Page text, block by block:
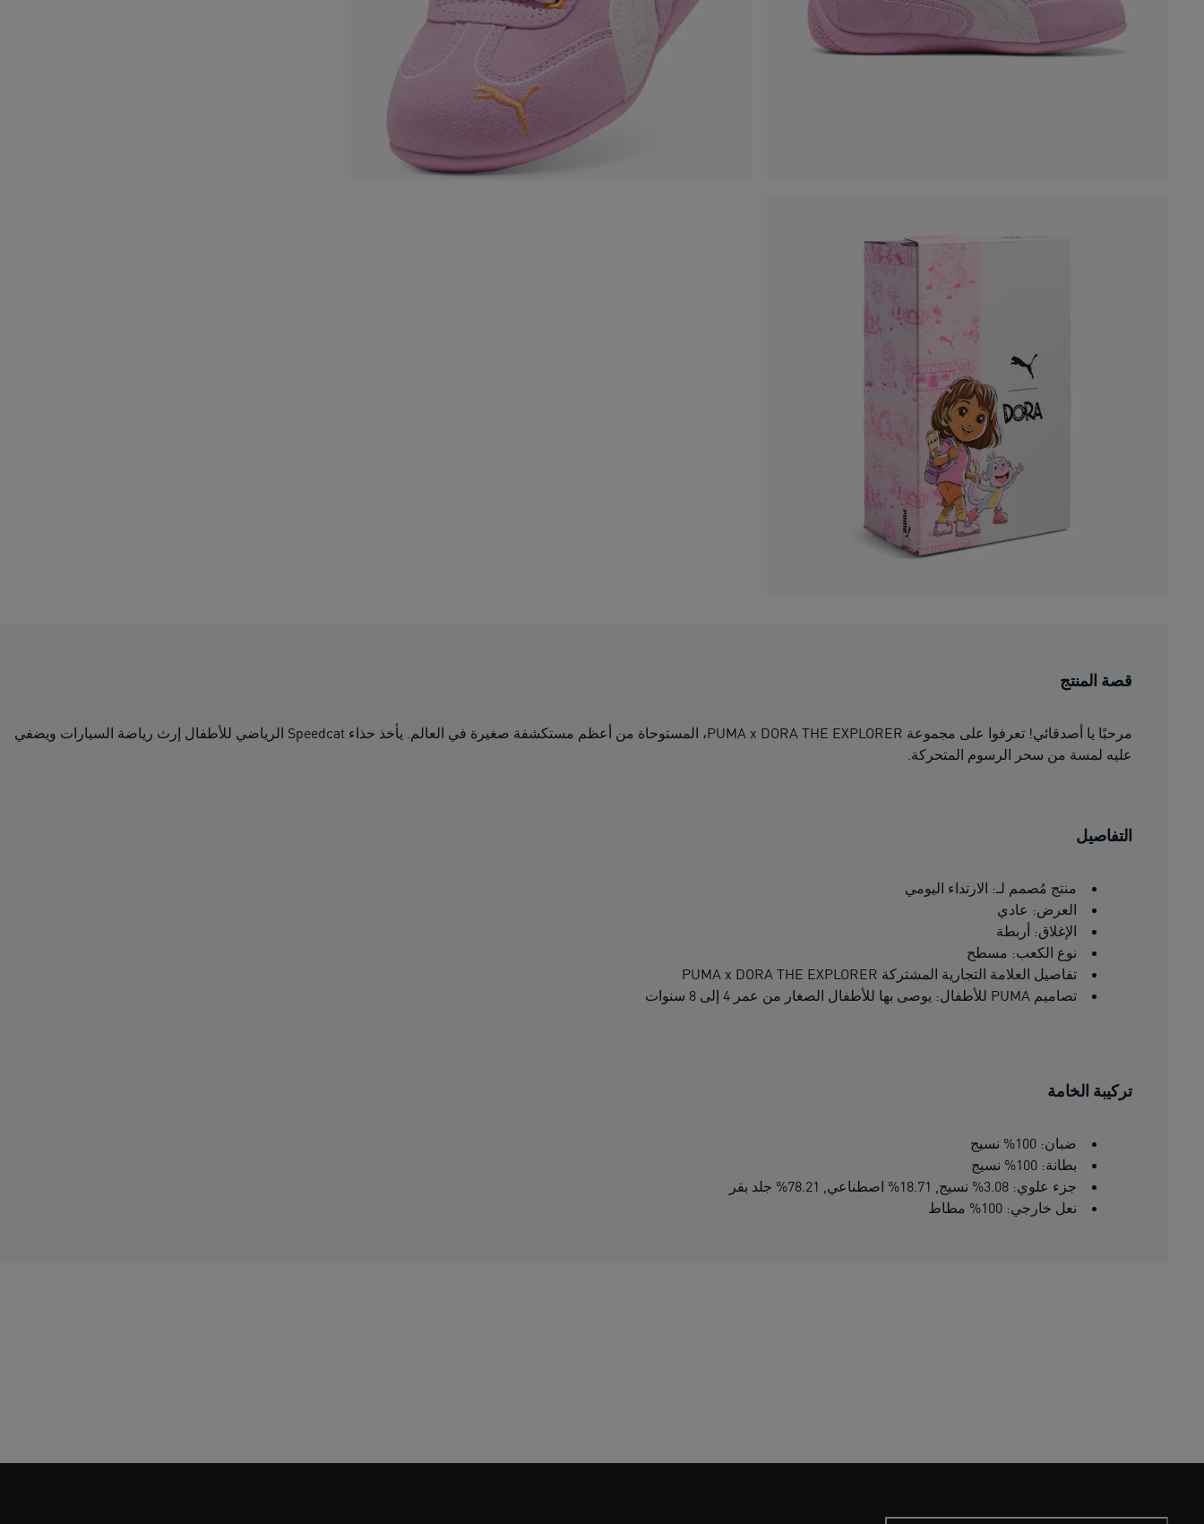
قصة المنتج
مرحبًا يا أصدقائي! تعرفوا على مجموعة PUMA x DORA THE EXPLORER، المستوحاة من أعظم مستكشفة صغيرة في العالم. يأخذ حذاء Speedcat الرياضي للأطفال إرث رياضة السيارات ويضفي
عليه لمسة من سحر الرسوم المتحركة.
التفاصيل
منتج مُصمم لـ: الارتداء اليومي
العرض: عادي
الإغلاق: أربطة
نوع الكعب: مسطح
تفاصيل العلامة التجارية المشتركة PUMA x DORA THE EXPLORER
تصاميم PUMA للأطفال: يوصى بها للأطفال الصغار من عمر 4 إلى 8 سنوات
تركيبة الخامة
ضبان: 100% نسيج
بطانة: 100% نسيج
جزء علوي: 3.08% نسيج, 18.71% اصطناعي, 78.21% جلد بقر
نعل خارجي: 100% مطاط